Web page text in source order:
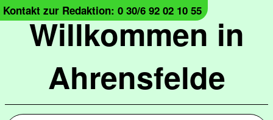
Willkommen in
Ahrensfelde
Kontakt zur Redaktion: 0 30/6 92 02 10 55